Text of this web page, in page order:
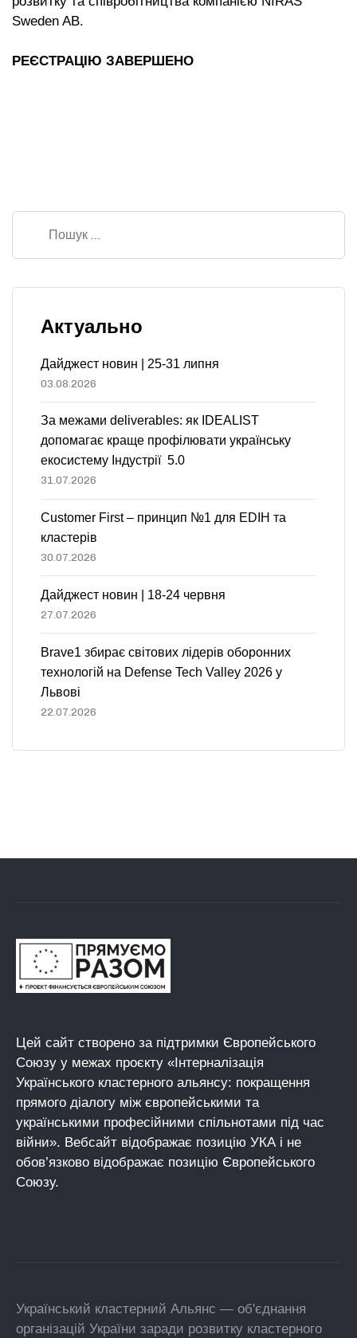
Sweden AB.
РЕЄСТРАЦІЮ ЗАВЕРШЕНО
Актуально
Дайджест новин | 25-31 липня
03.08.2026
За межами deliverables: як IDEALIST
допомагає краще профілювати українську
екосистему Індустрії 5.0
31.07.2026
Customer First – принцип №1 для EDIH та
кластерів
30.07.2026
Дайджест новин | 18-24 червня
27.07.2026
Brave1 збирає світових лідерів оборонних
технологій на Defense Tech Valley 2026 у
Львові
22.07.2026
Цей сайт створено за підтримки Європейського
Союзу у межах проєкту «Інтерналізація
Українського кластерного альянсу: покращення
прямого діалогу між європейськими та
українськими професійними спільнотами під час
війни». Вебсайт відображає позицію УКА і не
обов’язково відображає позицію Європейського
Союзу.
Український кластерний Альянс — об'єднання
організацій України заради розвитку кластерного